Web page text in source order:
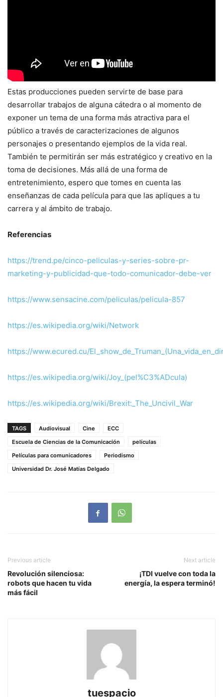
Estas producciones pueden servirte de base para
desarrollar trabajos de alguna cátedra o al momento de
exponer un tema de una forma más atractiva para el
público a través de caracterizaciones de algunos
personajes o presentando ejemplos de la vida real.
También te permitirán ser más estratégico y creativo en la
toma de decisiones. Más allá de una forma de
entretenimiento, espero que tomes en cuenta las
enseñanzas de cada película para que las apliques a tu
carrera y al ámbito de trabajo.
Referencias
https://trend.pe/cinco-peliculas-y-series-sobre-pr-
marketing-y-publicidad-que-todo-comunicador-debe-ver
https://www.sensacine.com/peliculas/pelicula-857
https://es.wikipedia.org/wiki/Network
https://www.ecured.cu/
https://es.wikipedia.org/wiki/Joy_(pel%C3%ADcula)
https://es.wikipedia.org/wiki/Brexit:_The_Uncivil_War
TAGS Audiovisual Cine
ECC
Escuela de Ciencias de la Comunicación
películas
Películas para comunicadores
Periodismo
Universidad Dr. José Matías Delgado
Previous article
Revolución silenciosa:
robots que hacen tu vida
más fácil
Next article
¡TDI vuelve con toda la
energía, la espera terminó!
tuespacio